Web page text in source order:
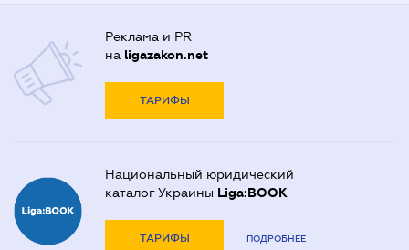
Реклама и PR
на ligazakon.net
ТАРИФЫ
Национальный юридический
каталог Украины Liga:BOOK
ТАРИФЫ ПОДРОБНЕЕ